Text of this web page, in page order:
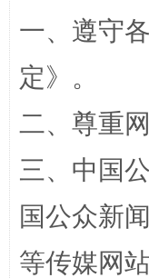
阿坝州三大
一、遵守
定》。
二、尊重
三、中国
国公众新
等传媒网